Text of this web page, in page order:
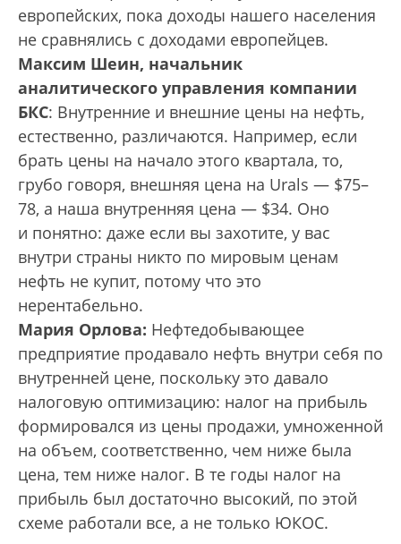
европейских, пока доходы нашего населения
не сравнялись с доходами европейцев.
Максим Шеин, начальник
аналитического управления компании
БКС: Внутренние и внешние цены на нефть,
естественно, различаются. Например, если
брать цены на начало этого квартала, то,
грубо говоря, внешняя цена на Urals — $75–
78, а наша внутренняя цена — $34. Оно
и понятно: даже если вы захотите, у вас
внутри страны никто по мировым ценам
нефть не купит, потому что это
нерентабельно.
Мария Орлова: Нефтедобывающее
предприятие продавало нефть внутри себя по
внутренней цене, поскольку это давало
налоговую оптимизацию: налог на прибыль
формировался из цены продажи, умноженной
на объем, соответственно, чем ниже была
цена, тем ниже налог. В те годы налог на
прибыль был достаточно высокий, по этой
схеме работали все, а не только ЮКОС.